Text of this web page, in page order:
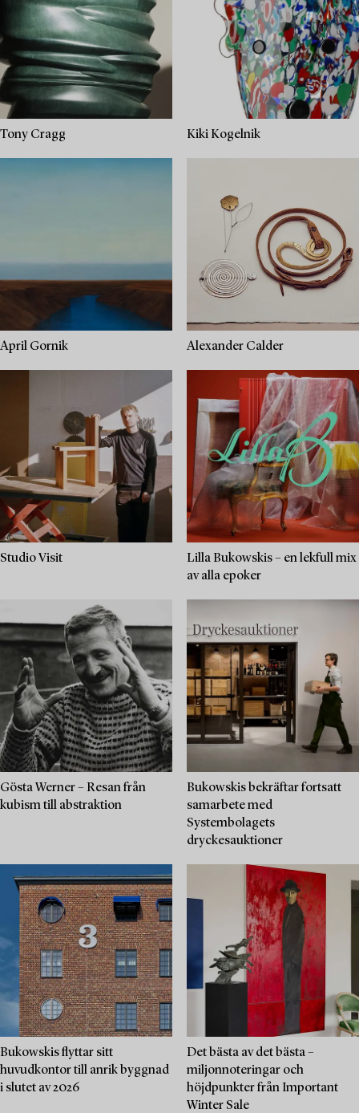
Tony Cragg Kiki Kogelnik
April Gornik Alexander Calder
Studio Visit
Lilla Bukowskis – en lekfull mix
av alla epoker
Gösta Werner – Resan från
kubism till abstraktion
Bukowskis bekräftar fortsatt
samarbete med
Systembolagets
dryckesauktioner
Bukowskis flyttar sitt
huvudkontor till anrik byggnad
i slutet av 2026
Det bästa av det bästa –
miljonnoteringar och
höjdpunkter från Important
Winter Sale